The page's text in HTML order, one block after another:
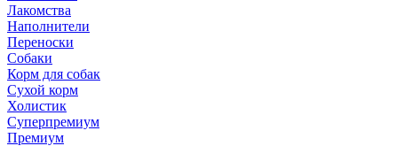
Лакомства
Наполнители
Переноски
Собаки
Корм для собак
Сухой корм
Холистик
Суперпремиум
Премиум